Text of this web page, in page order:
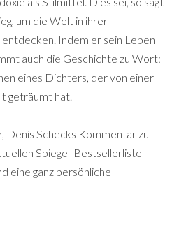
um die Welt in ihrer
Indem er sein Leben
auch die Geschichte zu Wort:
eines Dichters, der von einer
geträumt hat.
Denis Schecks Kommentar zu
Spiegel-Bestsellerliste
eine ganz persönliche